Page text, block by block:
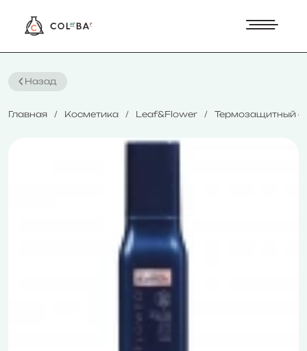
Назад
Главная Косметика Leaf&Flower Термозащитный